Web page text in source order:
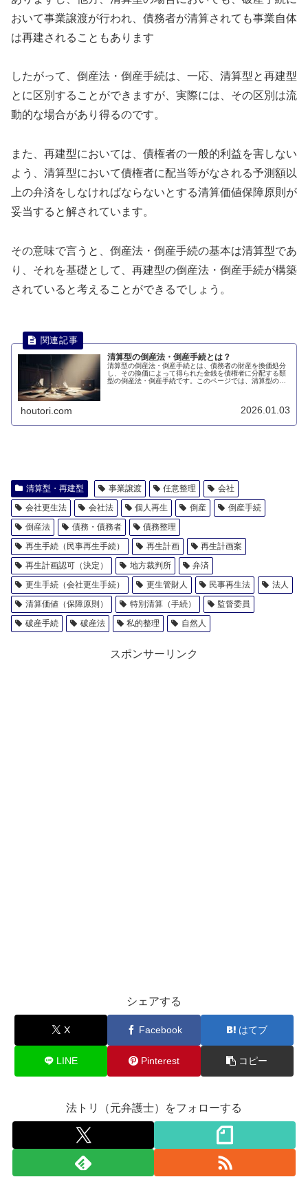
おいて事業譲渡が行われ、債務者が清算されても事業自体
は再建されることもあります
したがって、倒産法・倒産手続は、一応、清算型と再建型
とに区別することができますが、実際には、その区別は流
動的な場合があり得るのです。
また、再建型においては、債権者の一般的利益を害しない
よう、清算型において債権者に配当等がなされる予測額以
上の弁済をしなければならないとする清算価値保障原則が
妥当すると解されています。
その意味で言うと、倒産法・倒産手続の基本は清算型であ
り、それを基礎として、再建型の倒産法・倒産手続が構築
されていると考えることができるでしょう。
清算型の倒産法・倒産手続とは？
清算型の倒産法・倒産手続とは、債務者の財産を換価処分
し、その換価によって得られた金銭を債権者に分配する類
型の倒産法・倒産手続です。このページでは、清算型の倒
houtori.com 2026.01.03
清算型・再建型 事業譲渡 任意整理
会社
会社更生法
会社法 個人再生 倒産
倒産手続
倒産法
債務・債務者
債務整理
再生手続（民事再生手続）
再生計画
再生計画案
再生計画認可（決定）
地方裁判所
弁済
更生手続（会社更生手続）
更生管財人 民事再生法
法人
清算価値（保障原則）
特別清算（手続）
監督委員
破産手続
破産法 私的整理 自然人
スポンサーリンク
シェアする
X Facebook はてブ
LINE Pinterest コピー
法トリ（元弁護士）をフォローする